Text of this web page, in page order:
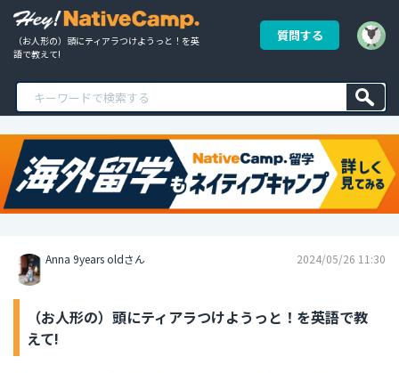
（お人形の）頭にティアラつけようっと！を英
語で教えて!
質問する
Anna 9years oldさん 2024/05/26 11:30
（お人形の）頭にティアラつけようっと！を英語で教
えて!